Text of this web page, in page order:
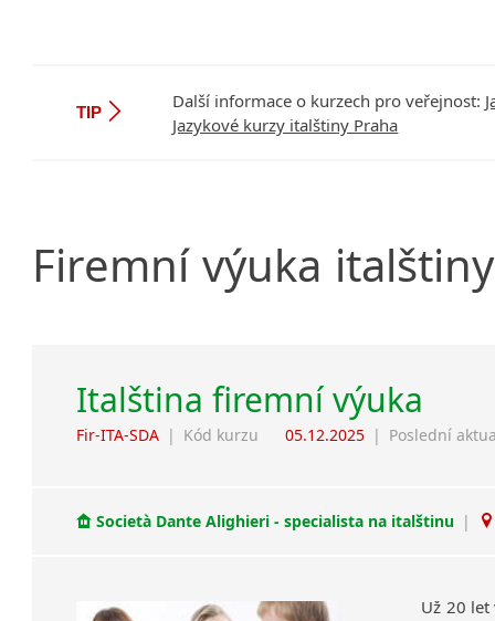
TIP
Další informace o kurzech pro veřejnost:
Jazykové kurzy italštiny Praha
Firemní výuka italštiny
Italština firemní výuka
Fir-ITA-SDA | Kód kurzu 05.12.2025 | Poslední
Società Dante Alighieri - specialista na italštinu |
Už 20 let